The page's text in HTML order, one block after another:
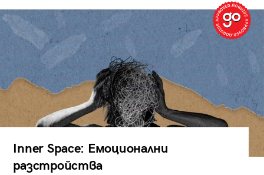
Inner Space: Емоционални
разстройства